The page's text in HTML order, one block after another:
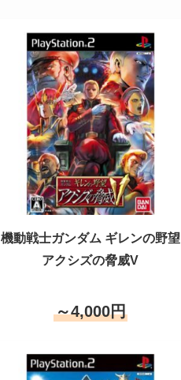
機動戦士ガンダム ギレンの野望
アクシズの脅威V
～4,000円